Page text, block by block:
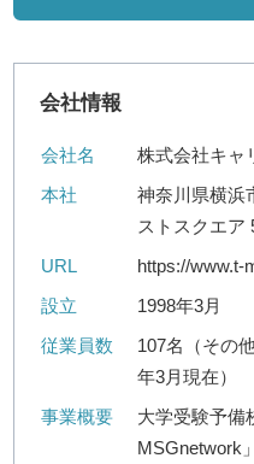
会社情報
会社名
株式会社キャ
本社
神奈川県横浜
ストスクエア
URL
https://www.t-
設立
1998年3月
従業員数
107名（その
年3月現在）
事業概要
大学受験予備
MSGnetwork